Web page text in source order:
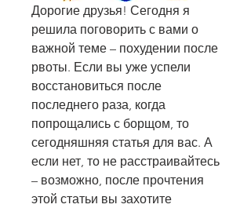
Дорогие друзья! Сегодня я
решила поговорить с вами о
важной теме – похудении после
рвоты. Если вы уже успели
восстановиться после
последнего раза, когда
попрощались с борщом, то
сегодняшняя статья для вас. А
если нет, то не расстраивайтесь
– возможно, после прочтения
этой статьи вы захотите